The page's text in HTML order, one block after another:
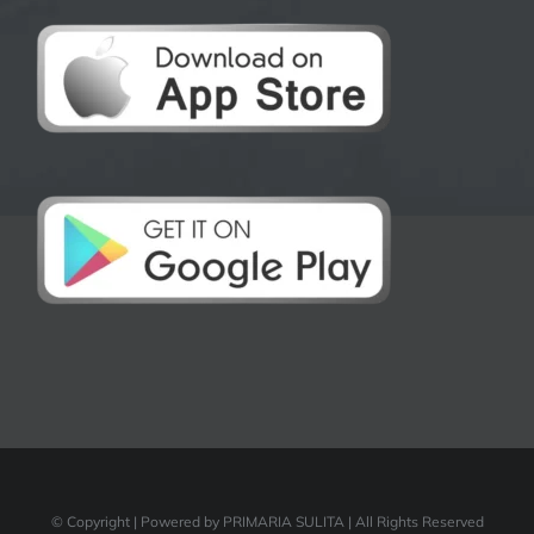
© Copyright | Powered by PRIMARIA SULITA | All Rights Reserved